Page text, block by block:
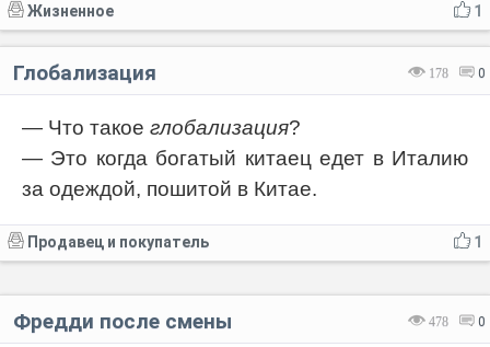
1
Жизненное
178 0
Глобализация
— Что такое глобализация?
— Это когда богатый китаец едет в Италию
за одеждой, пошитой в Китае.
1
Продавец и покупатель
478 0
Фредди после смены